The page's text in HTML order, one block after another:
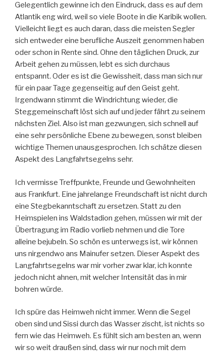
Gelegentlich gewinne ich den Eindruck, dass es auf dem
Atlantik eng wird, weil so viele Boote in die Karibik wollen.
Vielleicht liegt es auch daran, dass die meisten Segler
sich entweder eine berufliche Auszeit genommen haben
oder schon in Rente sind. Ohne den täglichen Druck, zur
Arbeit gehen zu müssen, lebt es sich durchaus
entspannt. Oder es ist die Gewissheit, dass man sich nur
für ein paar Tage gegenseitig auf den Geist geht.
Irgendwann stimmt die Windrichtung wieder, die
Steggemeinschaft löst sich auf und jeder fährt zu seinem
nächsten Ziel. Also ist man gezwungen, sich schnell auf
eine sehr persönliche Ebene zu bewegen, sonst bleiben
wichtige Themen unausgesprochen. Ich schätze diesen
Aspekt des Langfahrtsegelns sehr.
Ich vermisse Treffpunkte, Freunde und Gewohnheiten
aus Frankfurt. Eine jahrelange Freundschaft ist nicht durch
eine Stegbekanntschaft zu ersetzen. Statt zu den
Heimspielen ins Waldstadion gehen, müssen wir mit der
Übertragung im Radio vorlieb nehmen und die Tore
alleine bejubeln. So schön es unterwegs ist, wir können
uns nirgendwo ans Mainufer setzen. Dieser Aspekt des
Langfahrtsegelns war mir vorher zwar klar, ich konnte
jedoch nicht ahnen, mit welcher Intensität das in mir
bohren würde.
Ich spüre das Heimweh nicht immer. Wenn die Segel
oben sind und Sissi durch das Wasser zischt, ist nichts so
fern wie das Heimweh. Es fühlt sich am besten an, wenn
wir so weit draußen sind, dass wir nur noch mit dem